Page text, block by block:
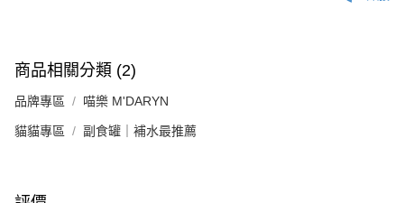
商品相關分類 (2)
品牌專區 喵樂 M'DARYN
貓貓專區 副食罐｜補水最推薦